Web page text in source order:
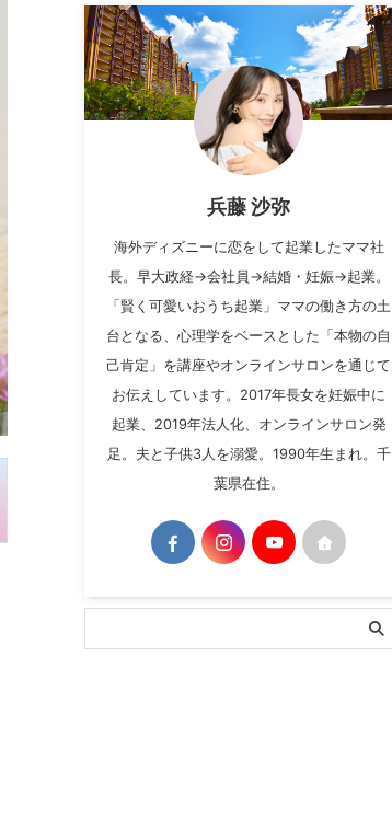
兵藤 沙弥
海外ディズニーに恋をして起業したママ社
長。早大政経→会社員→結婚・妊娠→起業。
「賢く可愛いおうち起業」ママの働き方の土
台となる、心理学をベースとした「本物の自
己肯定」を講座やオンラインサロンを通じて
お伝えしています。2017年長女を妊娠中に
起業、2019年法人化、オンラインサロン発
足。夫と子供3人を溺愛。1990年生まれ。千
葉県在住。